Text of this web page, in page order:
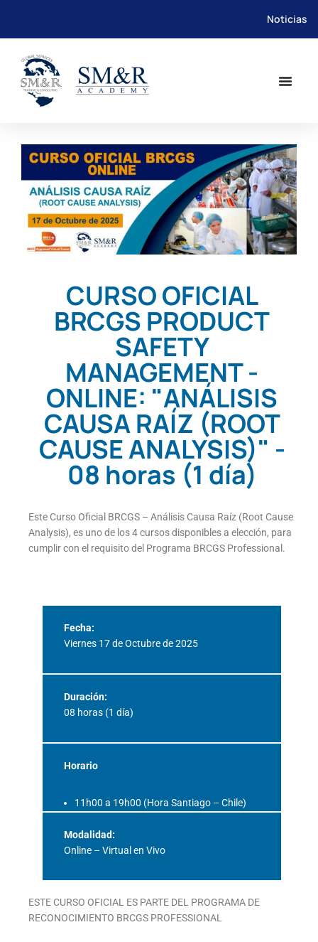
Saltar
contenido
Noticias
CURSO OFICIAL
BRCGS PRODUCT
SAFETY
MANAGEMENT -
ONLINE: "ANÁLISIS
CAUSA RAÍZ (ROOT
CAUSE ANALYSIS)" -
08 horas (1 día)
Este Curso Oficial BRCGS – Análisis Causa Raíz (Root Cause
Analysis), es uno de los 4 cursos disponibles a elección, para
cumplir con el requisito del Programa BRCGS Professional.
Fecha:
Viernes 17 de Octubre de 2025
Duración:
08 horas (1 día)
Horario
11h00 a 19h00 (Hora Santiago – Chile)
Modalidad:
Online – Virtual en Vivo
ESTE CURSO OFICIAL ES PARTE DEL PROGRAMA DE
RECONOCIMIENTO BRCGS PROFESSIONAL